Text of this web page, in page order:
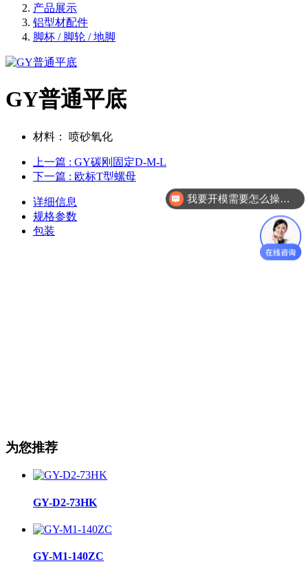
产品展示
铝型材配件
脚杯 / 脚轮 / 地脚
GY普通平底
材料： 喷砂氧化
上一篇 : GY碳刚固定D-M-L
下一篇 : 欧标T型螺母
详细信息
规格参数
包装
为您推荐
GY-D2-73HK
GY-M1-140ZC
我要开模需要怎么操作？